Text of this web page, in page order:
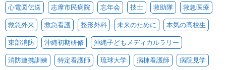
心電図伝送 志摩市民病院 忘年会 技士 救助隊 救急医療
救急外来 救急看護 整形外科 未来のために 本気の高校生
東部消防 沖縄初期研修 沖縄子どもメディカルラリー
消防連携訓練 特定看護師 琉球大学 病棟看護師 病院見学